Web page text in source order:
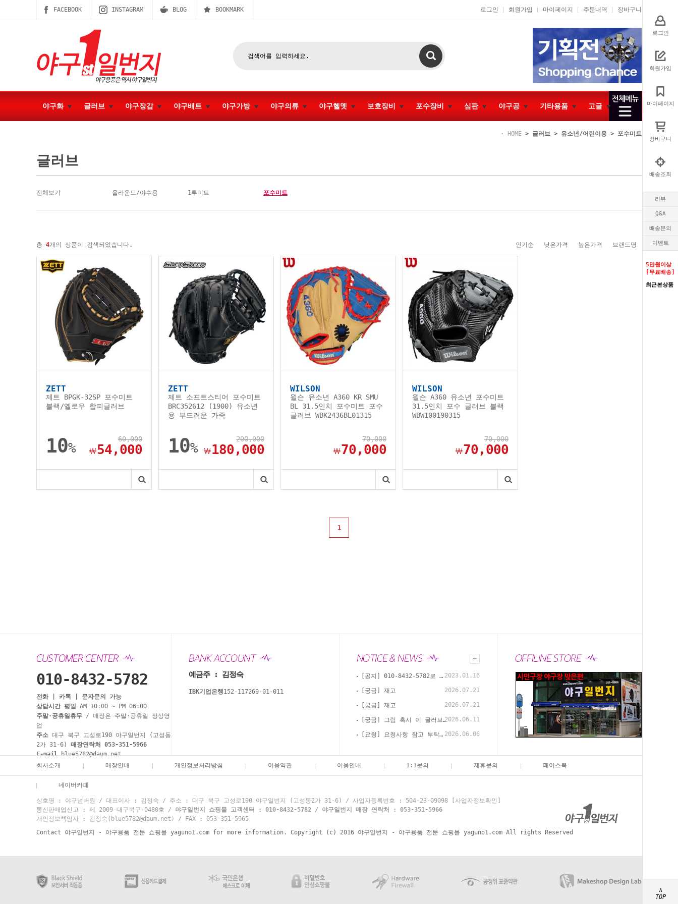
로그인
회원가입
마이페이지
장바구니
배송조회
리뷰
Q&A
배송문의
이벤트
5만원이상
[무료배송]
최근본상품
∧
TOP
FACEBOOK INSTAGRAM BLOG BOOKMARK 로그인 회원가입 마이페이지 주문내역 장바구니
야구화 글러브 야구장갑 야구배트 야구가방 야구의류 야구헬멧 보호장비 포수장비 심판 야구공 기타용품 고글
HOME > 글러브 > 유소년/어린이용 > 포수미트
글러브
전체보기 올라운드/야수용 1루미트 포수미트
총 4개의 상품이 검색되었습니다. 인기순 낮은가격 높은가격 브랜드명
ZETT
제트 BPGK-32SP 포수미트
블랙/옐로우 합피글러브
10%
60,000
￦54,000
ZETT
제트 소프트스티어 포수미트
BRC352612 (1900) 유소년
용 부드러운 가죽
10%
200,000
￦180,000
WILSON
윌슨 유소년 A360 KR SMU
BL 31.5인치 포수미트 포수
글러브 WBK2436BL01315
70,000
￦70,000
WILSON
윌슨 A360 유소년 포수미트
31.5인치 포수 글러브 블랙
WBW100190315
70,000
￦70,000
1
010-8432-5782
전화 | 카톡 | 문자문의 가능
상담시간 평일
AM 10:00 ~ PM 06:00
주말·공휴일휴무 / 매장은 주말·공휴일 정상영
업
주소 대구 북구 고성로190 야구일번지 (고성동
2가 31-6) 매장연락처 053-351-5966
E-mailblue5782@daum.net
예금주 : 김정숙
IBK기업은행152-117269-01-011
[공지] 010-8432-5782로 카톡, 문자, 전화로 문의 부탁드립니다. 2023.01.16
[궁금] 재고 2026.07.21
[궁금] 재고 2026.07.21
[궁금] 그럼 혹시 이 글러브 경식으로 써도 괜찮을까요?2026.06.11
[요청] 요청사항 참고 부탁드립니다 2026.06.06
회사소개 매장안내 개인정보처리방침 이용약관 이용안내 1:1문의 제휴문의 페이스북
네이버카페
상호명 : 야구넘버원 / 대표이사 : 김정숙 / 주소 : 대구 북구 고성로190 야구일번지 (고성동2가 31-6) / 사업자등록번호 : 504-23-09098
[사업자정보확인]
통신판매업신고 : 제 2009-대구북구-0480호 / 야구일번지 쇼핑몰 고객센터 : 010-8432-5782 / 야구일번지 매장 연락처 : 053-351-5966
개인정보책임자 : 김정숙(blue5782@daum.net) / FAX : 053-351-5965
Contact 야구일번지 - 야구용품 전문 쇼핑몰 yaguno1.com for more information. Copyright (c) 2016 야구일번지 - 야구용품 전문 쇼핑몰 yaguno1.com All rights Reserved